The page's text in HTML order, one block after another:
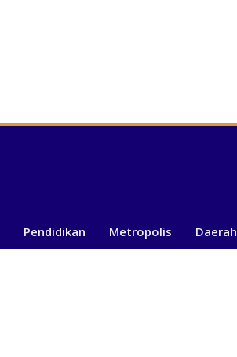
Pendidikan Metropolis Daerah